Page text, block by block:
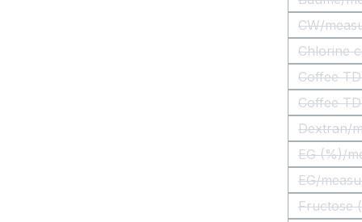
CW/
Chlorine
Coffee
Coffee
Dextran/
EG (%)/
EG/
Fructose